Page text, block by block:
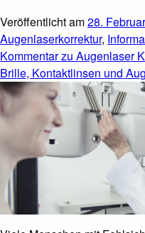
Veröffentlicht am28.
Augenlaserkorrektur,
Kommentarzu Augenlaser
Brille, Kontaktlinsen und